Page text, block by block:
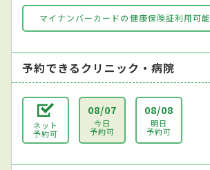
マイナンバーカードの健康保険証利用可能
予約できるクリニック・病院
ネット
予約可
08/07
今日
予約可
08/08
明日
予約可